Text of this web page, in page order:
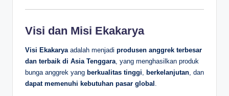
Visi dan Misi Ekakarya
Visi Ekakarya adalah menjadi produsen anggrek terbesar
dan terbaik di Asia Tenggara , yang menghasilkan produk
bunga anggrek yang berkualitas tinggi berkelanjutan , dan
dapat memenuhi kebutuhan pasar global